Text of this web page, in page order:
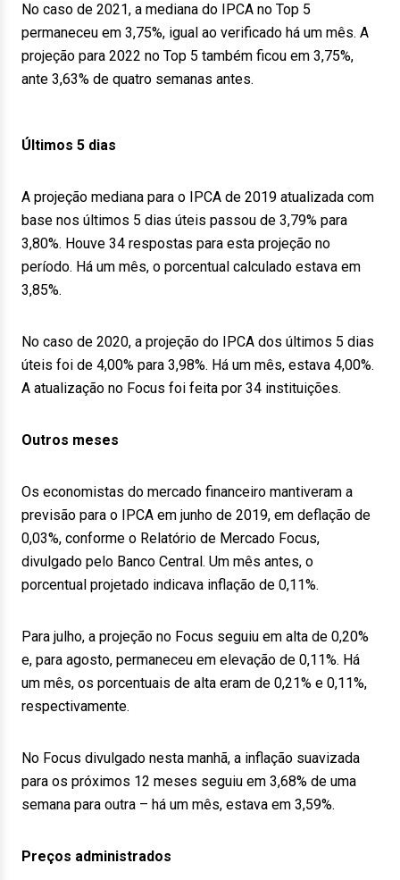
No caso de 2021, a mediana do IPCA no Top 5
permaneceu em 3,75%, igual ao verificado há um mês. A
projeção para 2022 no Top 5 também ficou em 3,75%,
ante 3,63% de quatro semanas antes.
Últimos 5 dias
A projeção mediana para o IPCA de 2019 atualizada com
base nos últimos 5 dias úteis passou de 3,79% para
3,80%. Houve 34 respostas para esta projeção no
período. Há um mês, o porcentual calculado estava em
3,85%.
No caso de 2020, a projeção do IPCA dos últimos 5 dias
úteis foi de 4,00% para 3,98%. Há um mês, estava 4,00%.
A atualização no Focus foi feita por 34 instituições.
Outros meses
Os economistas do mercado financeiro mantiveram a
previsão para o IPCA em junho de 2019, em deflação de
0,03%, conforme o Relatório de Mercado Focus,
divulgado pelo Banco Central. Um mês antes, o
porcentual projetado indicava inflação de 0,11%.
Para julho, a projeção no Focus seguiu em alta de 0,20%
e, para agosto, permaneceu em elevação de 0,11%. Há
um mês, os porcentuais de alta eram de 0,21% e 0,11%,
respectivamente.
No Focus divulgado nesta manhã, a inflação suavizada
para os próximos 12 meses seguiu em 3,68% de uma
semana para outra – há um mês, estava em 3,59%.
Preços administrados